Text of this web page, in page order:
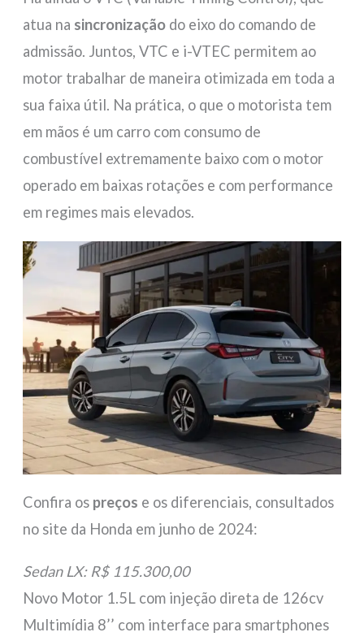
atua na sincronização do eixo do comando de
admissão. Juntos, VTC e i-VTEC permitem ao
motor trabalhar de maneira otimizada em toda a
sua faixa útil. Na prática, o que o motorista tem
em mãos é um carro com consumo de
combustível extremamente baixo com o motor
operado em baixas rotações e com performance
em regimes mais elevados.
Confira os preços e os diferenciais, consultados
no site da Honda em junho de 2024:
Sedan LX: R$ 115.300,00
Novo Motor 1.5L com injeção direta de 126cv
Multimídia 8’’ com interface para smartphones